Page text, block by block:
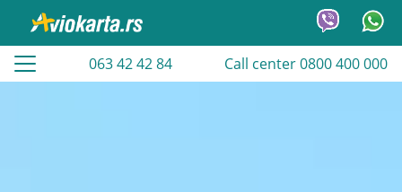
063 42 42 84 Call center 0800 400 000